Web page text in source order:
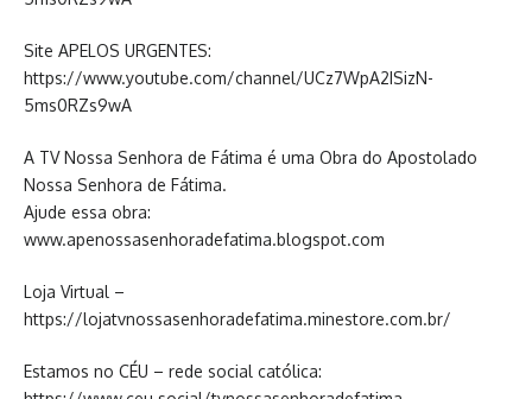
Site APELOS URGENTES:
https://www.youtube.com/channel/UCz7WpA2ISizN-
5ms0RZs9wA
A TV Nossa Senhora de Fátima é uma Obra do Apostolado
Nossa Senhora de Fátima.
Ajude essa obra:
www.apenossasenhoradefatima.blogspot.com
Loja Virtual –
https://lojatvnossasenhoradefatima.minestore.com.br/
Estamos no CÉU – rede social católica: